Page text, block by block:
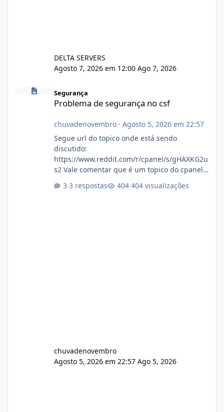
DELTA SERVERS
Agosto 7, 2026 em 12:00 Ago 7, 2026
Problema de segurança no csf
Segurança
Problema de segurança no csf
chuvadenovembro· Agosto 5, 2026 em 22:57
Segue url do topico onde está sendo
discutido:
https://www.reddit.com/r/cpanel/s/gHAXKG2u
s2 Vale comentar que é um topico do cpanel...
3 respostas 404 visualizações
chuvadenovembro
Agosto 5, 2026 em 22:57 Ago 5, 2026